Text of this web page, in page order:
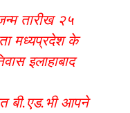
तारीख २५
मध्यप्रदेश के
इलाहाबाद
बी.एड.भी आपने